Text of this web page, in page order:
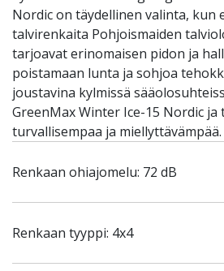
Nordic on täydellinen valinta, kun
talvirenkaita Pohjoismaiden
tarjoavat erinomaisen pidon ja
poistamaan lunta ja sohjoa
joustavina kylmissä
GreenMax Winter Ice-15 Nordic ja
turvallisempaa ja miellyttävämpää.
Renkaan ohiajomelu: 72 dB
Renkaan tyyppi: 4x4